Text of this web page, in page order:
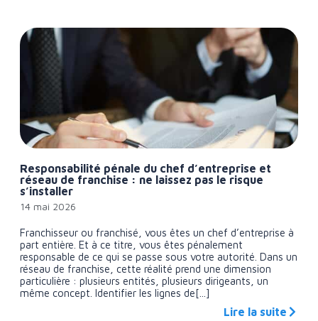
Responsabilité pénale du chef d’entreprise et
réseau de franchise : ne laissez pas le risque
s’installer
14 mai 2026
Franchisseur ou franchisé, vous êtes un chef d’entreprise à
part entière. Et à ce titre, vous êtes pénalement
responsable de ce qui se passe sous votre autorité. Dans un
réseau de franchise, cette réalité prend une dimension
particulière : plusieurs entités, plusieurs dirigeants, un
même concept. Identifier les lignes de[...]
Lire la suite